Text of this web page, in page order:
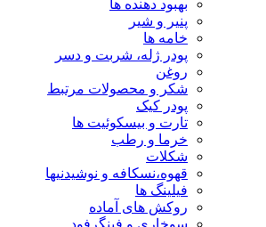
بهبود دهنده ها
پنیر و شیر
خامه ها
پودر ژله، شربت و دسر
روغن
شکر و محصولات مرتبط
پودر کیک
تارت و بیسکوئیت ها
خرما و رطب
شکلات
قهوه،نسکافه و نوشیدنیها
فیلینگ ها
روکش های آماده
سوخاری و فینگرفود